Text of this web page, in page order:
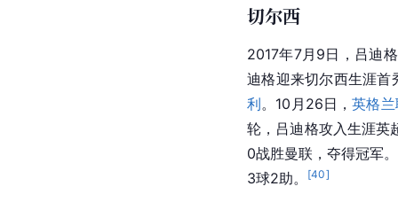
切尔西
2017年7月9日，吕迪
迪格迎来切尔西生涯首
利。10月26日，英格
轮，吕迪格攻入生涯英
0战胜曼联，夺得冠军
3球2助。
[40]